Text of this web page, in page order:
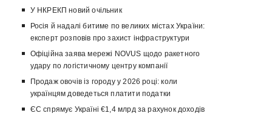
У НКРЕКП новий очільник
Росія й надалі битиме по великих містах України:
експерт розповів про захист інфраструктури
Офіційна заява мережі NOVUS щодо ракетного
удару по логістичному центру компанії
Продаж овочів із городу у 2026 році: коли
українцям доведеться платити податки
ЄС спрямує Україні €1,4 млрд за рахунок доходів